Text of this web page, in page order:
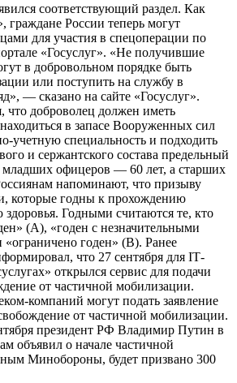
соответствующий раздел. Как
граждане России теперь могут
для участия в спецоперации по
«Госуслуг». «Не получившие
в добровольном порядке быть
или поступить на службу в
— сказано на сайте «Госуслуг».
что доброволец должен иметь
в запасе Вооруженных сил
учетную специальность и подходить
и сержантского состава предельный
младших офицеров — 60 лет, а старших
напоминают, что призыву
которые годны к прохождению
Годными считаются те, кто
(А), «годен с незначительными
годен» (В). Ранее
что 27 сентября для IТ-
открылся сервис для подачи
от частичной мобилизации.
компаний могут подать заявление
от частичной мобилизации.
президент РФ Владимир Путин в
объявил о начале частичной
Минобороны, будет призвано 300